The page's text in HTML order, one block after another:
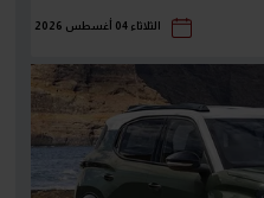
الثلاثاء 04 أغسطس 2026